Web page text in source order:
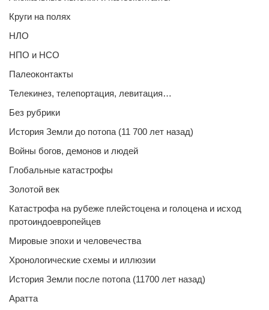
Круги на полях
НЛО
НПО и НСО
Палеоконтакты
Телекинез, телепортация, левитация…
Без рубрики
История Земли до потопа (11 700 лет назад)
Войны богов, демонов и людей
Глобальные катастрофы
Золотой век
Катастрофа на рубеже плейстоцена и голоцена и исход
протоиндоевропейцев
Мировые эпохи и человечества
Хронологические схемы и иллюзии
История Земли после потопа (11700 лет назад)
Аратта